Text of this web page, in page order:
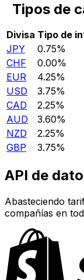
Tipos de
Divisa Tipo de
JPY
0.75%
CHF
0.00%
EUR
4.25%
USD
3.75%
CAD
2.25%
AUD
3.60%
NZD
2.25%
GBP
3.75%
API de
Abasteciendo
compañías en